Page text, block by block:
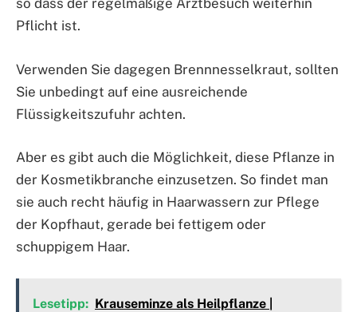
so dass der regelmäßige Arztbesuch weiterhin
Pflicht ist.
Verwenden Sie dagegen Brennnesselkraut, sollten
Sie unbedingt auf eine ausreichende
Flüssigkeitszufuhr achten.
Aber es gibt auch die Möglichkeit, diese Pflanze in
der Kosmetikbranche einzusetzen. So findet man
sie auch recht häufig in Haarwassern zur Pflege
der Kopfhaut, gerade bei fettigem oder
schuppigem Haar.
Lesetipp: Krauseminze als Heilpflanze |